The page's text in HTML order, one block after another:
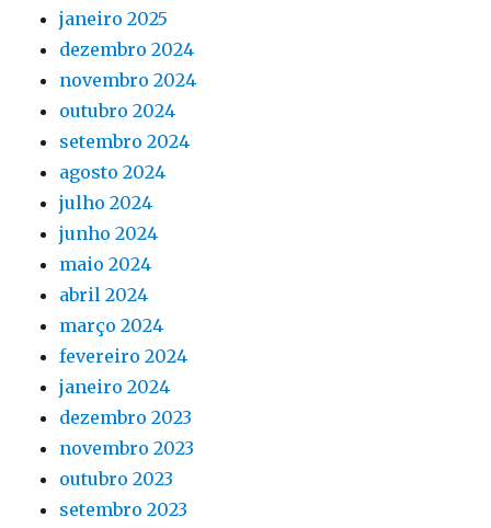
janeiro 2025
dezembro 2024
novembro 2024
outubro 2024
setembro 2024
agosto 2024
julho 2024
junho 2024
maio 2024
abril 2024
março 2024
fevereiro 2024
janeiro 2024
dezembro 2023
novembro 2023
outubro 2023
setembro 2023